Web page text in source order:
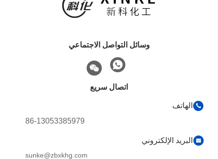
وسائل التواصل الاجتماعي
اتصال سريع
الهاتف
86-13053385979
البريد الإلكتروني
sunke@zbxkhg.com